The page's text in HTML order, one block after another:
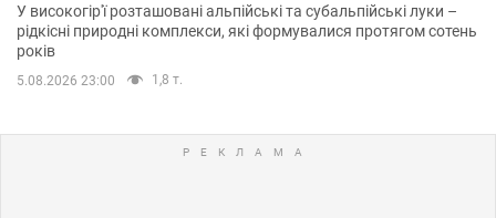
У високогір'ї розташовані альпійські та субальпійські луки –
рідкісні природні комплекси, які формувалися протягом сотень
років
5.08.2026 23:00 1,8 т.